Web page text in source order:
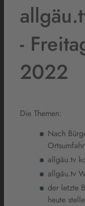
-
2022
Die Themen:
Nach
allgäu.tv
allgäu.tv
der letzte
heute